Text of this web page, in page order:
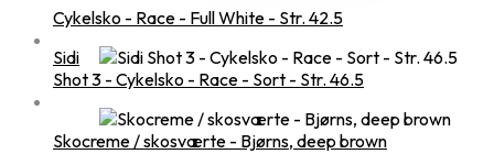
Cykelsko - Race - Full White - Str. 42.5
Sidi
Shot 3 - Cykelsko - Race - Sort - Str. 46.5
Skocreme / skosværte - Bjørns, deep brown